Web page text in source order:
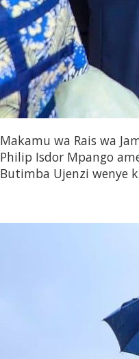
Makamu wa Rais wa
Philip Isdor Mpango
Butimba Ujenzi wenye